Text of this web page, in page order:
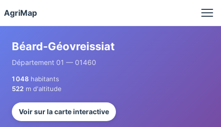
AgriMap
Béard-Géovreissiat
Département 01 — 01460
1 048 habitants
522 m d'altitude
Voir sur la carte interactive